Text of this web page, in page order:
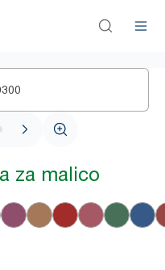
za malico